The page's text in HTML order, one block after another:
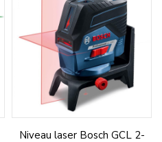
Niveau laser Bosch GCL 2-